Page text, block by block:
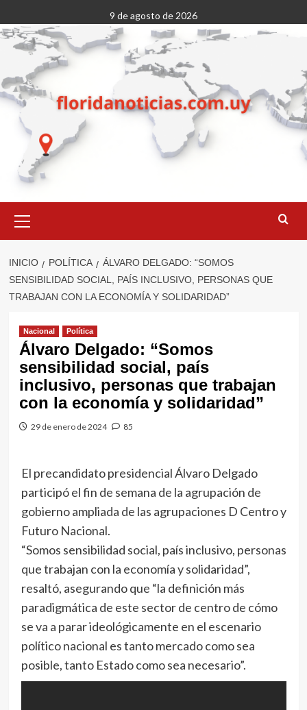
al
contenido
9 de agosto de 2026
primario
INICIO POLÍTICA
ÁLVARO DELGADO: “SOMOS
SENSIBILIDAD SOCIAL, PAÍS INCLUSIVO, PERSONAS QUE
TRABAJAN CON LA ECONOMÍA Y SOLIDARIDAD”
Nacional Política
Álvaro Delgado: “Somos
sensibilidad social, país
inclusivo, personas que trabajan
con la economía y solidaridad”
29 de enero de 2024 85
El precandidato presidencial Álvaro Delgado
participó el fin de semana de la agrupación de
gobierno ampliada de las agrupaciones D Centro y
Futuro Nacional.
“Somos sensibilidad social, país inclusivo, personas
que trabajan con la economía y solidaridad”,
resaltó, asegurando que “la definición más
paradigmática de este sector de centro de cómo
se va a parar ideológicamente en el escenario
político nacional es tanto mercado como sea
posible, tanto Estado como sea necesario”.